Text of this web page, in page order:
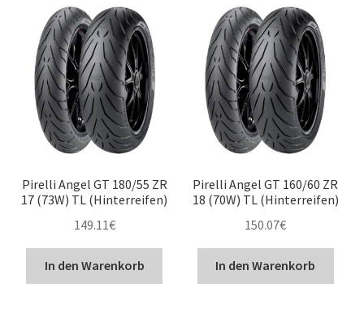
Pirelli Angel GT 180/55 ZR
17 (73W) TL (Hinterreifen)
149.11€
In den Warenkorb
Pirelli Angel GT 160/60 ZR
18 (70W) TL (Hinterreifen)
150.07€
In den Warenkorb